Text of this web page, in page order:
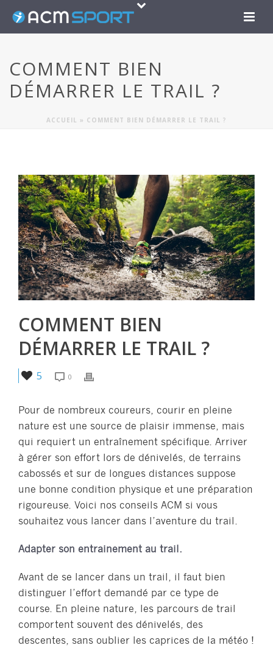
COMMENT BIEN
DÉMARRER LE TRAIL ?
ACCUEIL » COMMENT BIEN DÉMARRER LE TRAIL ?
COMMENT BIEN
DÉMARRER LE TRAIL ?
5 0
Pour de nombreux coureurs, courir en pleine
nature est une source de plaisir immense, mais
qui requiert un entraînement spécifique. Arriver
à gérer son effort lors de dénivelés, de terrains
cabossés et sur de longues distances suppose
une bonne condition physique et une préparation
rigoureuse. Voici nos conseils ACM si vous
souhaitez vous lancer dans l’aventure du trail.
Adapter son entrainement au trail.
Avant de se lancer dans un trail, il faut bien
distinguer l’effort demandé par ce type de
course. En pleine nature, les parcours de trail
comportent souvent des dénivelés, des
descentes, sans oublier les caprices de la météo !